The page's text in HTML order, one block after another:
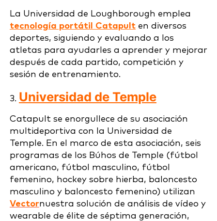
La Universidad de Loughborough emplea
tecnología portátil Catapult en diversos
deportes, siguiendo y evaluando a los
atletas para ayudarles a aprender y mejorar
después de cada partido, competición y
sesión de entrenamiento.
3. Universidad de Temple
Catapult se enorgullece de su asociación
multideportiva con la Universidad de
Temple. En el marco de esta asociación, seis
programas de los Búhos de Temple (fútbol
americano, fútbol masculino, fútbol
femenino, hockey sobre hierba, baloncesto
masculino y baloncesto femenino) utilizan
Vectornuestra solución de análisis de vídeo y
wearable de élite de séptima generación,